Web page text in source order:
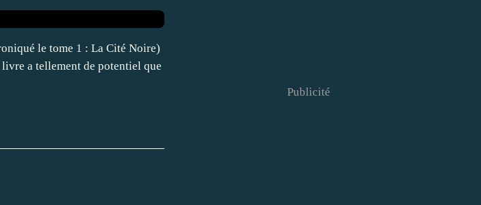
le tome 1 : La Cité Noire)
a tellement de potentiel que
Publicité